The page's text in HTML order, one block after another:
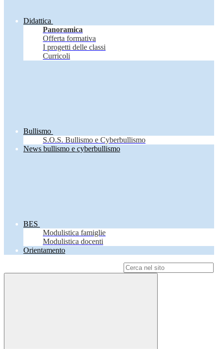
Didattica
Panoramica
Offerta formativa
I progetti delle classi
Curricoli
Bullismo
S.O.S. Bullismo e Cyberbullismo
News bullismo e cyberbullismo
BES
Modulistica famiglie
Modulistica docenti
Orientamento